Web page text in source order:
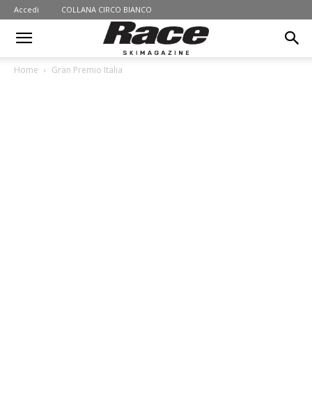
Accedi COLLANA CIRCO BIANCO
Home Gran Premio Italia